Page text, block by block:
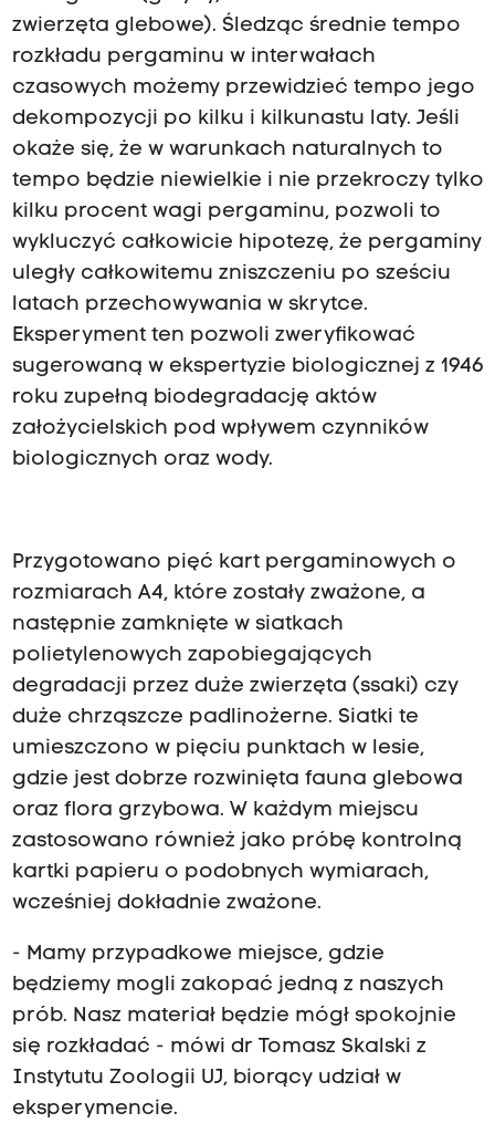
zwierzęta glebowe). Śledząc średnie tempo
rozkładu pergaminu w interwałach
czasowych możemy przewidzieć tempo jego
dekompozycji po kilku i kilkunastu laty. Jeśli
okaże się, że w warunkach naturalnych to
tempo będzie niewielkie i nie przekroczy tylko
kilku procent wagi pergaminu, pozwoli to
wykluczyć całkowicie hipotezę, że pergaminy
uległy całkowitemu zniszczeniu po sześciu
latach przechowywania w skrytce.
Eksperyment ten pozwoli zweryfikować
sugerowaną w ekspertyzie biologicznej z 1946
roku zupełną biodegradację aktów
założycielskich pod wpływem czynników
biologicznych oraz wody.
Przygotowano pięć kart pergaminowych o
rozmiarach A4, które zostały zważone, a
następnie zamknięte w siatkach
polietylenowych zapobiegających
degradacji przez duże zwierzęta (ssaki) czy
duże chrząszcze padlinożerne. Siatki te
umieszczono w pięciu punktach w lesie,
gdzie jest dobrze rozwinięta fauna glebowa
oraz flora grzybowa. W każdym miejscu
zastosowano również jako próbę kontrolną
kartki papieru o podobnych wymiarach,
wcześniej dokładnie zważone.
- Mamy przypadkowe miejsce, gdzie
będziemy mogli zakopać jedną z naszych
prób. Nasz materiał będzie mógł spokojnie
się rozkładać - mówi dr Tomasz Skalski z
Instytutu Zoologii UJ, biorący udział w
eksperymencie.